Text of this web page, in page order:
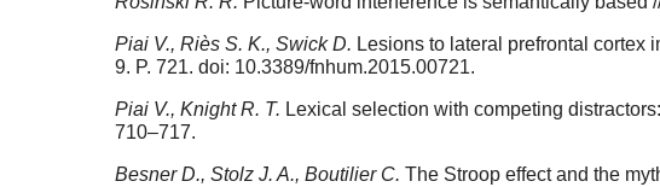
Piai V., Riès S. K., Swick D. Lesions to lateral prefrontal cortex
9. P. 721. doi: 10.3389/fnhum.2015.00721.
Piai V., Knight R. T. Lexical selection with competing
710–717.
Besner D., Stolz J. A., Boutilier C. The Stroop effect and the